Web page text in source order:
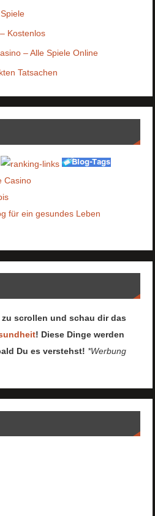
Kostenlos
– Alle Spiele Online
Tatsachen
Casino
für ein gesundes Leben
zu scrollen und schau dir das
! Diese Dinge werden
Du es verstehst! *Werbung